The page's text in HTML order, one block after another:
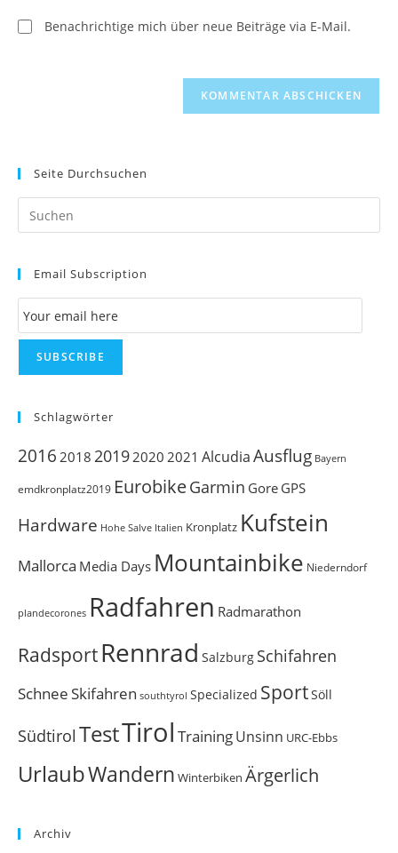
(optional)Benachrichtige mich über neue Beiträge via E-Mail.
Seite Durchsuchen
Email Subscription
Email Subscription
SUBSCRIBE
Schlagwörter
2016 2018 20192020 2021 AlcudiaAusflug Bayern
emdkronplatz2019 EurobikeGarmin Gore GPS
Hardware Hohe Salve Italien Kronplatz Kufstein
Mallorca Media Days Mountainbike Niederndorf
plandecorones Radfahren Radmarathon
RadsportRennrad Salzburg Schifahren
Schnee Skifahren southtyrol Specialized SportSöll
Südtirol TestTirol TrainingUnsinn URC-Ebbs
UrlaubWandern Winterbiken Ärgerlich
Archiv